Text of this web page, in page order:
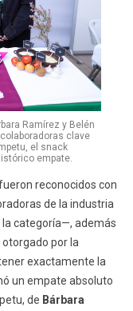
Ramírez y Belén
clave
el snack
empate.
reconocidos con
de la industria
categoría—, además
por la
exactamente la
un empate absoluto
de Bárbara